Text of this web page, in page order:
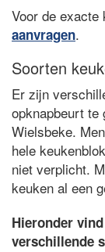
Voor de
aanvragen.
Soorten
Er zijn
opknapbeurt te
Wielsbeke.
hele
niet verplicht.
keuken al een
Hieronder
verschillende